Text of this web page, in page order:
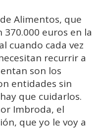
Alimentos, que
euros en la
cuando cada vez
recurrir a
son los
entidades sin
que cuidarlos.
Imbroda, el
que yo le voy a